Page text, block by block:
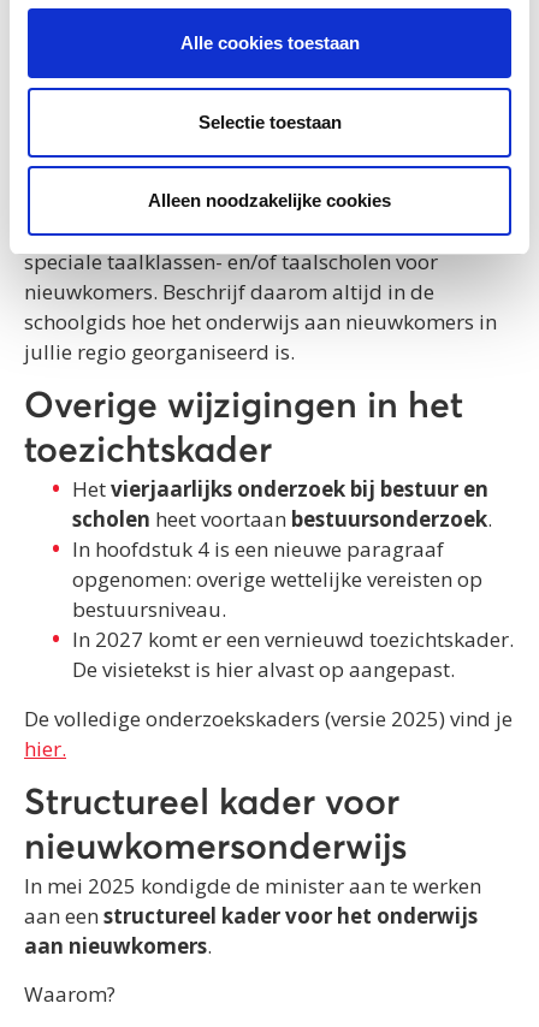
Alle cookies toestaan
Selectie toestaan
Alleen noodzakelijke cookies
school aanwezig is en welke extra ondersteuning de
Het onderwijs aan nieuwkomers valt in principe
scholen in Nederland moeten zorgen voor een goed
taalaanbod aan nieuwkomers. Omdat dit speciale
expertise vraagt, zijn op veel plekken in Nederland
speciale taalklassen- en/of taalscholen voor
nieuwkomers. Beschrijf daarom altijd in de
schoolgids hoe het onderwijs aan nieuwkomers in
jullie regio georganiseerd is.
Overige wijzigingen in het
toezichtskader
Hetvierjaarlijks onderzoek bij bestuur en
scholen heet voortaan bestuursonderzoek.
In hoofdstuk 4 is een nieuwe paragraaf
opgenomen: overige wettelijke vereisten op
bestuursniveau.
In 2027 komt er een vernieuwd toezichtskader.
De visietekst is hier alvast op aangepast.
De volledige onderzoekskaders (versie 2025) vind je
hier.
Structureel kader voor
nieuwkomersonderwijs
In mei 2025 kondigde de minister aan te werken
aan een structureel kader voor het onderwijs
aan nieuwkomers.
Waarom?